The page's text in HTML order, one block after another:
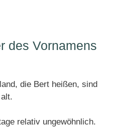
des Vornamens
die Bert heißen, sind
alt.
relativ ungewöhnlich.